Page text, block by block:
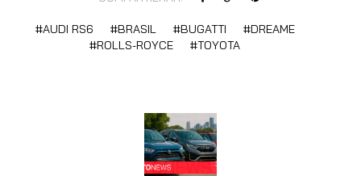
AUDI RS6 BRASIL BUGATTI
DREAME
ROLLS-ROYCE
TOYOTA